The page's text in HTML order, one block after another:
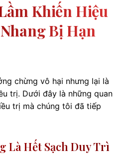
Khiến Hiệu
Bị Hạn
chừng vô hại nhưng lại là
trị. Dưới đây là những quan
trị mà chúng tôi đã tiếp
Là Hết Sạch Duy Trì